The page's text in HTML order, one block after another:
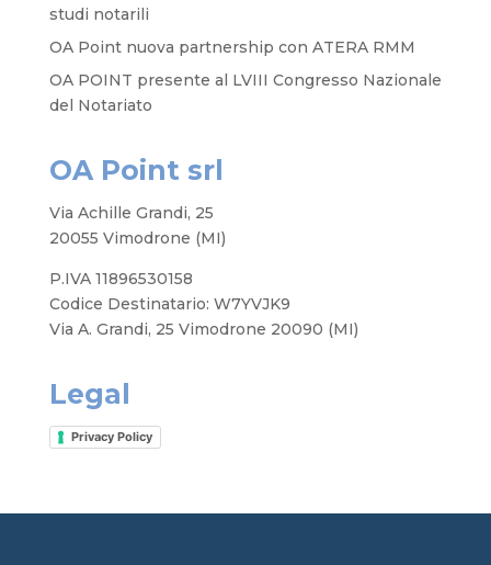
studi notarili
OA Point nuova partnership con ATERA RMM
OA POINT presente al LVIII Congresso Nazionale
del Notariato
OA Point srl
Via Achille Grandi, 25
20055 Vimodrone (MI)
P.IVA 11896530158
Codice Destinatario: W7YVJK9
Via A. Grandi, 25 Vimodrone 20090 (MI)
Legal
Privacy Policy